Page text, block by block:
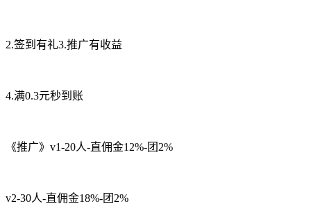
2.签到有礼3.推广有收益
4.满0.3元秒到账
《推广》v1-20人-直佣金12%-团2%
v2-30人-直佣金18%-团2%